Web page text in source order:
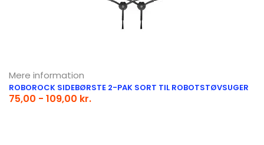
Mere information
ROBOROCK SIDEBØRSTE 2-PAK SORT TIL ROBOTSTØVSUGER
75,00 - 109,00 kr.